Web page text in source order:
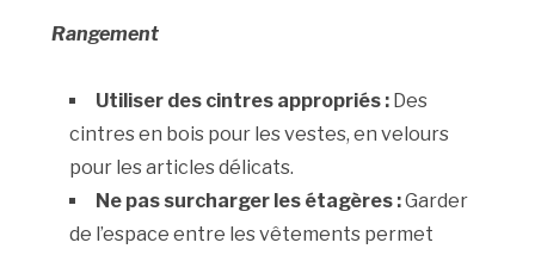
Rangement
Utiliser des cintres appropriés : Des
cintres en bois pour les vestes, en velours
pour les articles délicats.
Ne pas surcharger les étagères :Garder
de l’espace entre les vêtements permet